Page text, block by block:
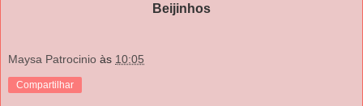
Beijinhos
Maysa Patrocinio às 10:05
Compartilhar